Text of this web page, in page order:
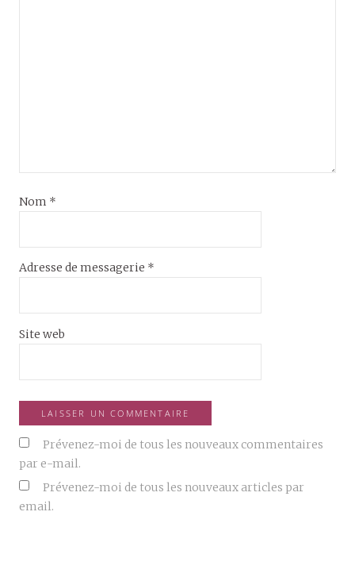
Nom *
Adresse de messagerie *
Site web
Prévenez-moi de tous les nouveaux commentaires
par e-mail.
Prévenez-moi de tous les nouveaux articles par
email.